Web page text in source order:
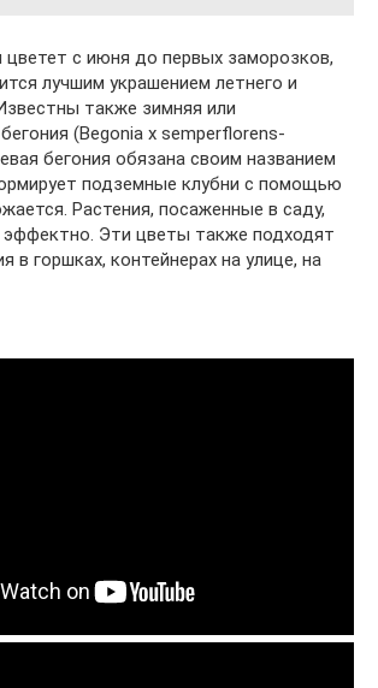
цветет с июня до первых заморозков,
лучшим украшением летнего и
также зимняя или
(Begonia x semperflorens-
бегония обязана своим названием
подземные клубни с помощью
Растения, посаженные в саду,
эффектно. Эти цветы также подходят
в горшках, контейнерах на улице, на